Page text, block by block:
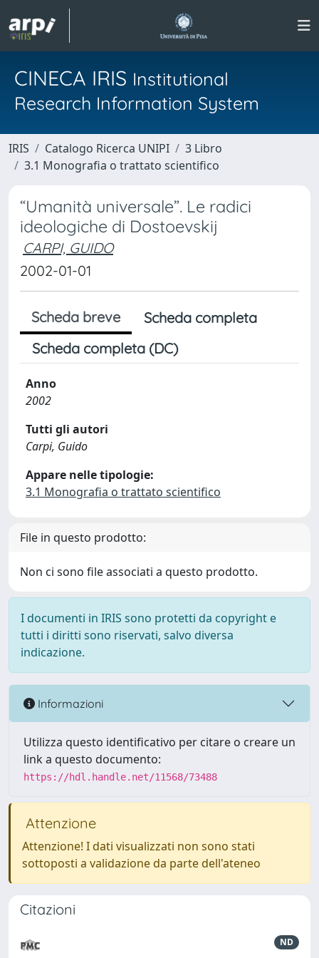
CINECA IRIS Institutional
Research Information System
IRIS Catalogo Ricerca UNIPI
3 Libro
3.1 Monografia o trattato scientifico
“Umanità universale”. Le radici
ideologiche di Dostoevskij
CARPI, GUIDO
2002-01-01
Scheda breve
Scheda completa
Scheda completa (DC)
Anno
2002
Tutti gli autori
Carpi, Guido
Appare nelle tipologie:
3.1 Monografia o trattato scientifico
File in questo prodotto:
Non ci sono file associati a questo prodotto.
I documenti in IRIS sono protetti da copyright e
tutti i diritti sono riservati, salvo diversa
indicazione.
Informazioni
Utilizza questo identificativo per citare o creare un
link a questo documento:
https://hdl.handle.net/11568/73488
Attenzione
Attenzione! I dati visualizzati non sono stati
sottoposti a validazione da parte dell'ateneo
Citazioni
ND